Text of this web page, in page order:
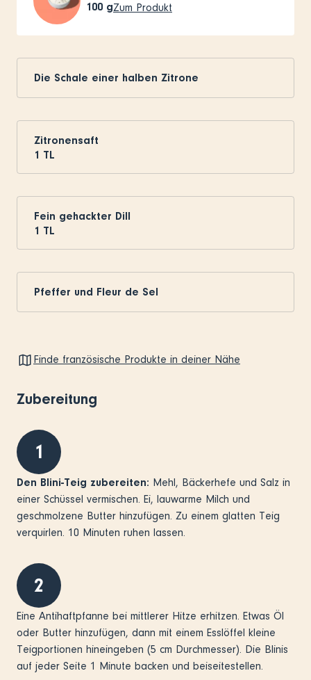
100 gZum Produkt
Die Schale einer halben Zitrone
Zitronensaft
1 TL
Fein gehackter Dill
1 TL
Pfeffer und Fleur de Sel
Finde französische Produkte in deiner Nähe
Zubereitung
1
Den Blini-Teig zubereiten: Mehl, Bäckerhefe und Salz in
einer Schüssel vermischen. Ei, lauwarme Milch und
geschmolzene Butter hinzufügen. Zu einem glatten Teig
verquirlen. 10 Minuten ruhen lassen.
2
Eine Antihaftpfanne bei mittlerer Hitze erhitzen. Etwas Öl
oder Butter hinzufügen, dann mit einem Esslöffel kleine
Teigportionen hineingeben (5 cm Durchmesser). Die Blinis
auf jeder Seite 1 Minute backen und beiseitestellen.